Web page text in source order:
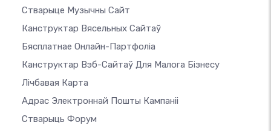
Стварыце Музычны Сайт
Канструктар Вясельных Сайтаў
Бясплатнае Онлайн-Партфоліа
Канструктар Вэб-Сайтаў Для Малога Бізнесу
Лічбавая Карта
Адрас Электроннай Пошты Кампаніі
Стварыць Форум